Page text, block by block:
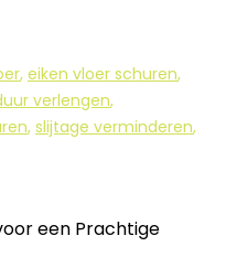
, eiken vloer schuren,
verlengen,
, slijtage verminderen,
een Prachtige